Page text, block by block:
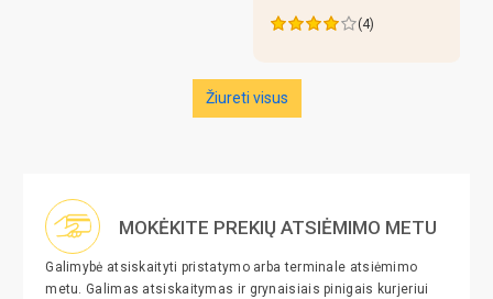
(4)
Žiureti visus
MOKĖKITE PREKIŲ ATSIĖMIMO METU
Galimybė atsiskaityti pristatymo arba terminale atsiėmimo
metu. Galimas atsiskaitymas ir grynaisiais pinigais kurjeriui